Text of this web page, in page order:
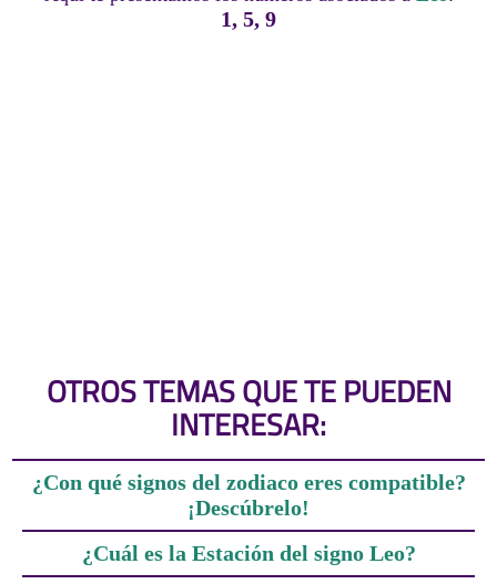
1, 5, 9
OTROS TEMAS QUE TE PUEDEN
INTERESAR:
¿Con qué signos del zodiaco eres compatible?
¡Descúbrelo!
¿Cuál es la Estación del signo Leo?